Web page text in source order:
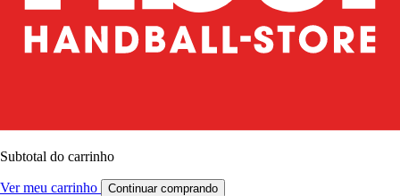
Subtotal do carrinho
Ver meu carrinho Continuar comprando